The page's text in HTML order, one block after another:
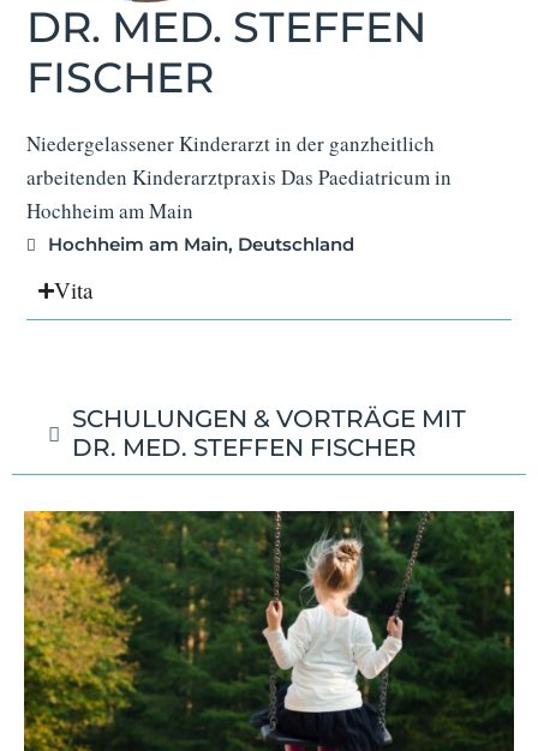
DR. MED. STEFFEN
FISCHER
Niedergelassener Kinderarzt in der ganzheitlich
arbeitenden Kinderarztpraxis Das Paediatricum in
Hochheim am Main
Hochheim am Main, Deutschland
Vita
SCHULUNGEN & VORTRÄGE MIT
DR. MED. STEFFEN FISCHER